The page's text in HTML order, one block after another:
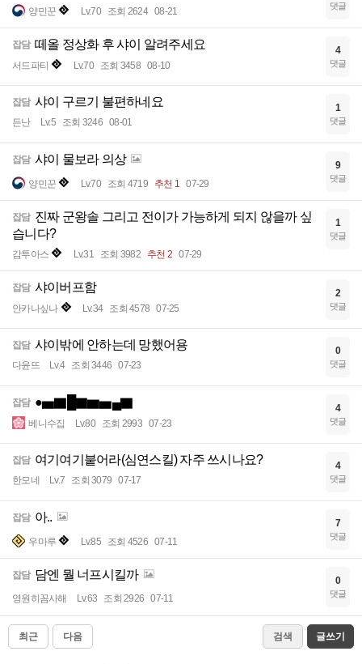
양민꾼 Lv.70 조회 2624 08-21 댓글
잡담 떼올 정상화 후 샤이 알려주세요
서드파티 Lv.70 조회 3458 08-10
4
댓글
잡담 샤이 구르기 불편하네요
든난 Lv.5 조회 3246 08-01
1
댓글
잡담 샤이 물보라 의상
양민꾼 Lv.70 조회 4719 추천 1 07-29
9
댓글
잡담 진짜 군왕솔 그리고 전이가 가능하게 되지 않을까 싶
습니다?
감투아스 Lv.31 조회 3982 추천 2 07-29
1
댓글
잡담 샤이버프함
안카나싶나 Lv.34 조회 4578 07-25
2
댓글
잡담 샤이밖에 안하는데 망했어용
다윤뜨 Lv.4 조회 3446 07-23
0
댓글
잡담 ●▅▇█▇▆▅▄▇
베니수집 Lv.80 조회 2993 07-23
4
댓글
잡담 여기여기붙어라(심연스킬) 자주 쓰시나요?
한모네 Lv.7 조회 3079 07-17
4
댓글
잡담 아..
우마루 Lv.85 조회 4526 07-11
7
댓글
잡담 담엔 뭘 너프시킬까
영원히꼼사해 Lv.63 조회 2926 07-11
0
댓글
최근 다음 검색 글쓰기